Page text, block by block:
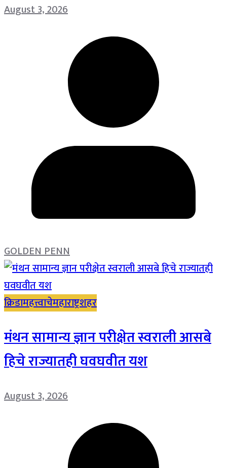
August 3, 2026
GOLDEN PENN
क्रिडामहत्त्वाचेमहाराष्ट्रशहर
मंथन सामान्य ज्ञान परीक्षेत स्वराली आसबे
हिचे राज्यातही घवघवीत यश
August 3, 2026